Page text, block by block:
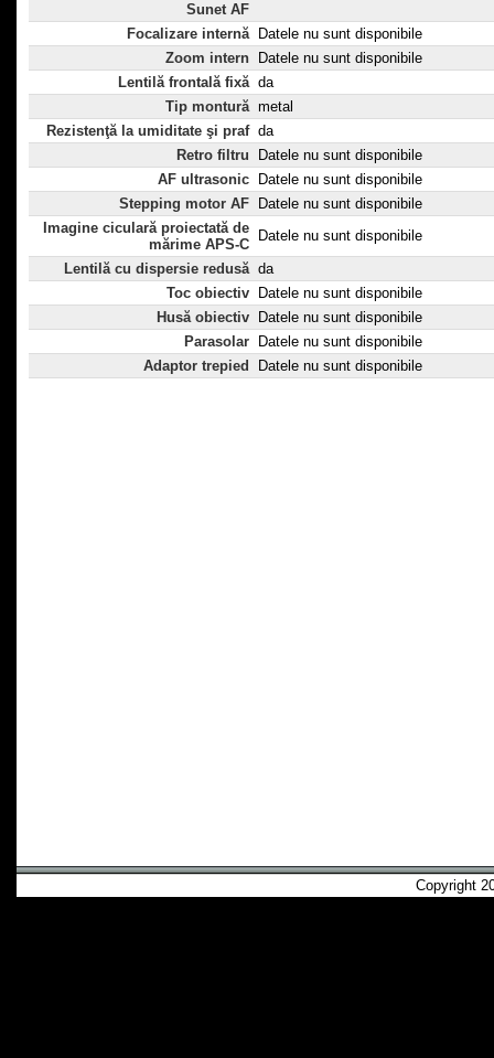
Sunet AF
Focalizare internă
Datele nu sunt disponibile
Zoom intern
Datele nu sunt disponibile
Lentilă frontală fixă da
Tip montură metal
Rezistenţă la umiditate şi praf da
Retro filtru
Datele nu sunt disponibile
AF ultrasonic
Datele nu sunt disponibile
Stepping motor AF
Datele nu sunt disponibile
Imagine ciculară proiectată de
mărime APS-C
Datele nu sunt disponibile
Lentilă cu dispersie redusă da
Toc obiectiv
Datele nu sunt disponibile
Husă obiectiv
Datele nu sunt disponibile
Parasolar
Datele nu sunt disponibile
Adaptor trepied
Datele nu sunt disponibile
Copyright